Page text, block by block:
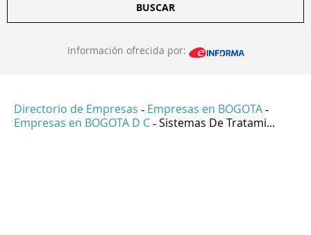
BUSCAR
Información ofrecida por:
Directorio de Empresas - Empresas en BOGOTA -
Empresas en BOGOTA D C - Sistemas De Tratami...